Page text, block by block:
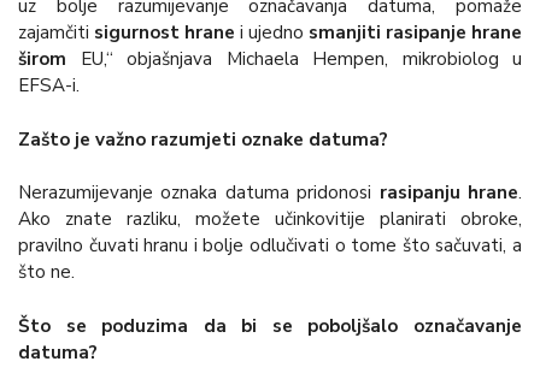
uz bolje razumijevanje označavanja datuma, pomaže
zajamčiti sigurnost hrane i ujedno smanjiti rasipanje hrane
širom EU,“ objašnjava Michaela Hempen, mikrobiolog u
EFSA-i.
Zašto je važno razumjeti oznake datuma?
Nerazumijevanje oznaka datuma pridonosi rasipanju hrane.
Ako znate razliku, možete učinkovitije planirati obroke,
pravilno čuvati hranu i bolje odlučivati o tome što sačuvati, a
što ne.
Što se poduzima da bi se poboljšalo označavanje
datuma?